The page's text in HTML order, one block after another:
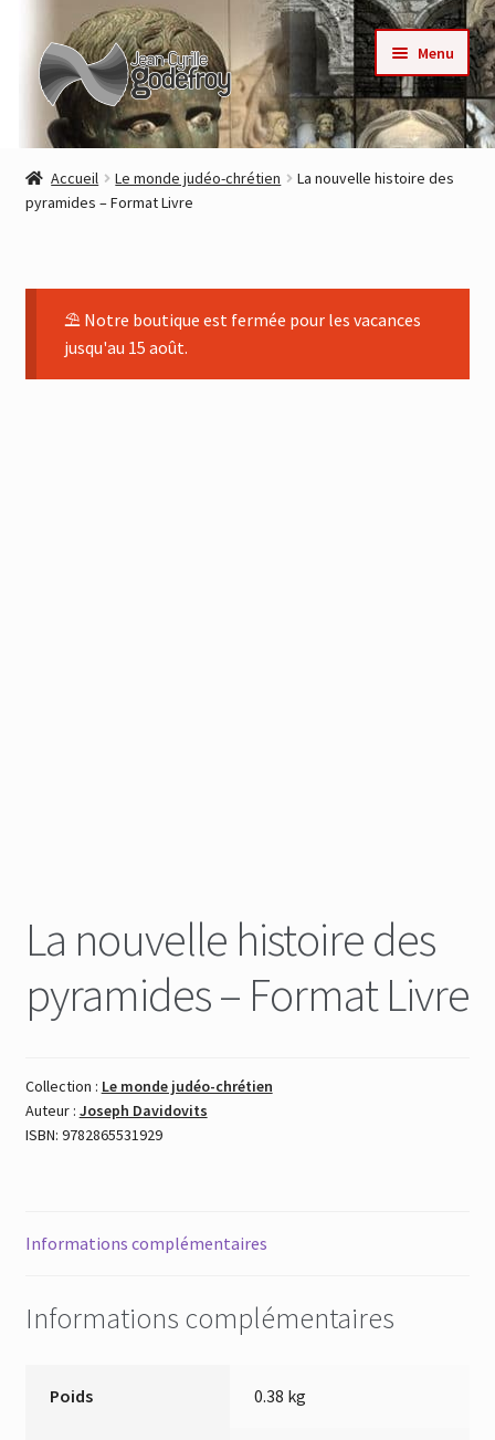
Aller
navigation
Aller
au
contenu
Menu
Accueil
Nos collections
Actualités
Contact
Accueil Le monde judéo-chrétien
La nouvelle histoire des
pyramides – Format Livre
⛱ Notre boutique est fermée pour les vacances
jusqu'au 15 août.
La nouvelle histoire des
pyramides – Format Livre
Collection : Le monde judéo-chrétien
Auteur : Joseph Davidovits
ISBN: 9782865531929
Informations complémentaires
Informations complémentaires
Poids 0.38 kg